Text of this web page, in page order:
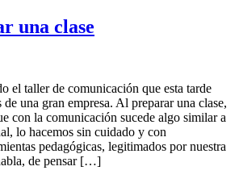
una clase
el taller de comunicación que esta tarde
una gran empresa. Al preparar una clase,
con la comunicación sucede algo similar a
lo hacemos sin cuidado y con
pedagógicas, legitimados por nuestra
de pensar […]